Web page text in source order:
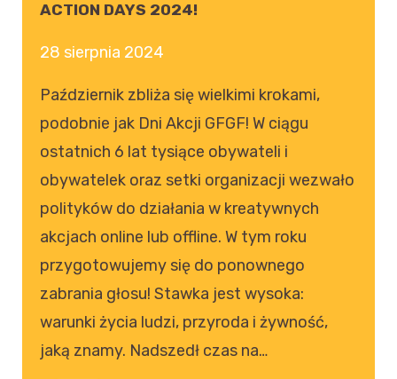
ACTION DAYS 2024!
28 sierpnia 2024
Październik zbliża się wielkimi krokami,
podobnie jak Dni Akcji GFGF! W ciągu
ostatnich 6 lat tysiące obywateli i
obywatelek oraz setki organizacji wezwało
polityków do działania w kreatywnych
akcjach online lub offline. W tym roku
przygotowujemy się do ponownego
zabrania głosu! Stawka jest wysoka:
warunki życia ludzi, przyroda i żywność,
jaką znamy. Nadszedł czas na…